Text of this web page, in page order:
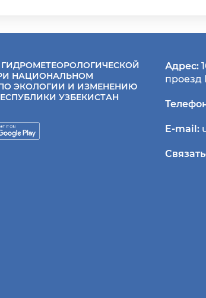
ГИДРОМЕТЕОРОЛОГИЧЕСКОЙ
НАЦИОНАЛЬНОМ
ЭКОЛОГИИ И ИЗМЕНЕНИЮ
УЗБЕКИСТАН
Адрес:
проезд
E-mail: